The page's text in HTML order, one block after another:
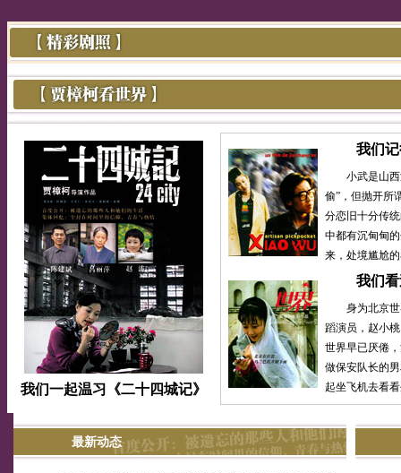
我们一起温习《二十四城记》
我们
小武是山西
偷”，但抛开所
分恋旧十分传
中都有沉甸甸
来，处境尴尬
我们
身为北京世
蹈演员，赵小
世界早已厌倦
做保安队长的
起坐飞机去看
最新动态